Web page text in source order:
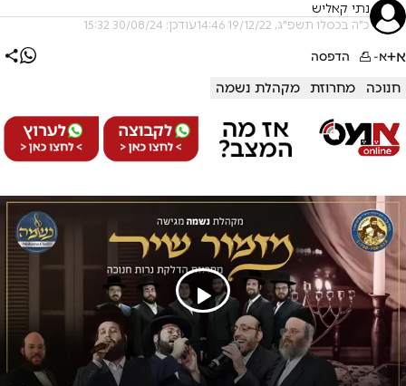
נתי קאליש
כ"ה בכסלו תשפ"ג, 19/12/22 14:46 עודכן: 30/08/24 15:32
א+א- הדפסה
חנוכה מחרוזת מקהלת נשמה